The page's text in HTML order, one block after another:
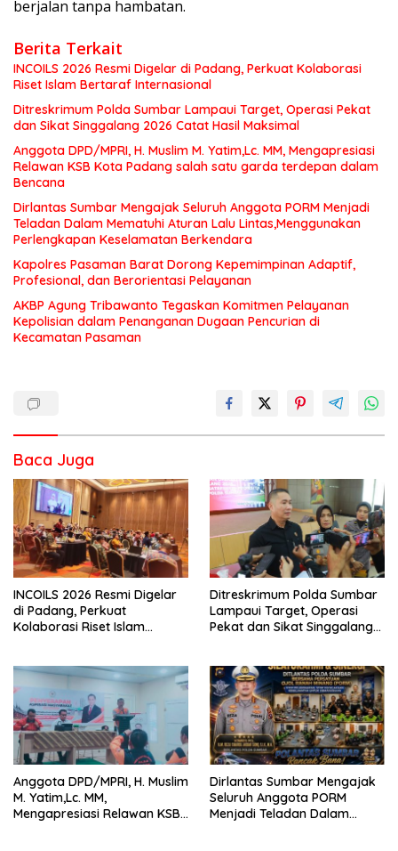
berjalan tanpa hambatan.
Berita Terkait
INCOILS 2026 Resmi Digelar di Padang, Perkuat Kolaborasi
Riset Islam Bertaraf Internasional
Ditreskrimum Polda Sumbar Lampaui Target, Operasi Pekat
dan Sikat Singgalang 2026 Catat Hasil Maksimal
Anggota DPD/MPRI, H. Muslim M. Yatim,Lc. MM, Mengapresiasi
Relawan KSB Kota Padang salah satu garda terdepan dalam
Bencana
Dirlantas Sumbar Mengajak Seluruh Anggota PORM Menjadi
Teladan Dalam Mematuhi Aturan Lalu Lintas,Menggunakan
Perlengkapan Keselamatan Berkendara
Kapolres Pasaman Barat Dorong Kepemimpinan Adaptif,
Profesional, dan Berorientasi Pelayanan
AKBP Agung Tribawanto Tegaskan Komitmen Pelayanan
Kepolisian dalam Penanganan Dugaan Pencurian di
Kecamatan Pasaman
Baca Juga
INCOILS 2026 Resmi Digelar
di Padang, Perkuat
Kolaborasi Riset Islam
Ditreskrimum Polda Sumbar
Lampaui Target, Operasi
Pekat dan Sikat Singgalang
Anggota DPD/MPRI, H. Muslim
M. Yatim,Lc. MM,
Mengapresiasi Relawan KSB
Dirlantas Sumbar Mengajak
Seluruh Anggota PORM
Menjadi Teladan Dalam